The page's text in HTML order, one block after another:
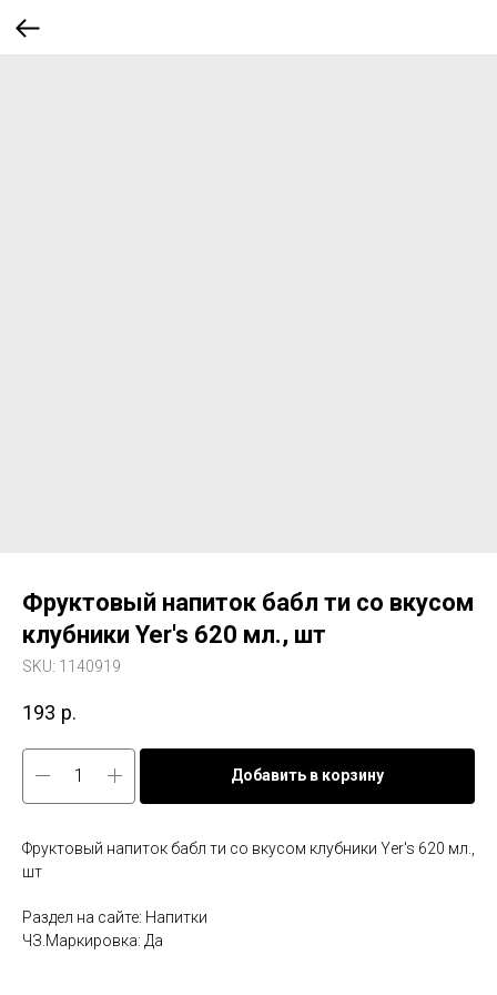
Фруктовый напиток бабл ти со вкусом
клубники Yer's 620 мл., шт
SKU: 1140919
193 р.
Добавить в корзину
Фруктовый напиток бабл ти со вкусом клубники Yer's 620 мл.,
шт
Раздел на сайте: Напитки
ЧЗ.Маркировка: Да